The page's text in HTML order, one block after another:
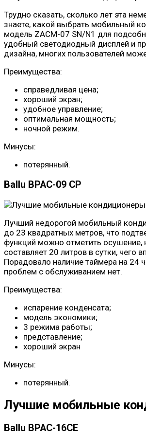
Трудно сказать, сколько лет эта
знаете, какой выбрать мобильный
модель ZACM-07 SN/N1 для
удобный светодиодный дисплей и
дизайна, многих пользователей
Преимущества:
справедливая цена;
хороший экран;
удобное управление;
оптимальная мощность;
ночной режим.
Минусы:
потерянный.
Ballu BPAC-09 CP
Лучший недорогой мобильный
до 23 квадратных метров, что
функций можно отметить осушение,
составляет 20 литров в сутки,
Порадовало наличие таймера на 24
проблем с обслуживанием нет.
Преимущества:
испарение конденсата;
модель экономики;
3 режима работы;
представление;
хороший экран
Минусы:
потерянный.
Лучшие мобильные
Ballu BPAC-16CE